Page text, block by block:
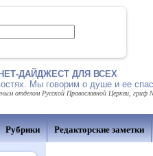
ДАЙДЖЕСТ ДЛЯ ВСЕХ
Мы говорим о душе и ее
отделом Русской Православной Церкви,
Рубрики Редакторские заметки